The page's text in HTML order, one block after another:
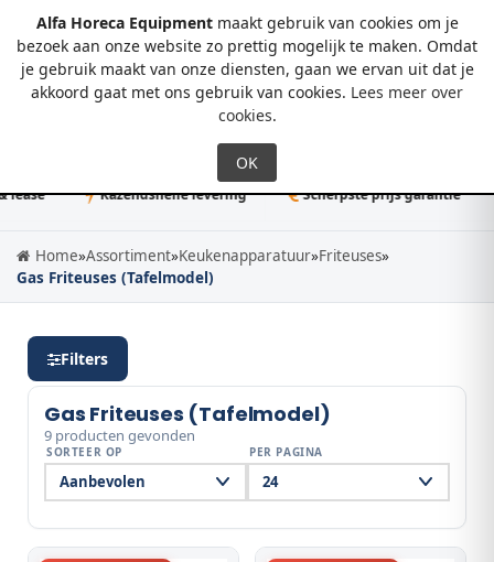
Alfa Horeca Equipmentmaakt gebruik van cookies om je
bezoek aan onze website zo prettig mogelijk te maken. Omdat
je gebruik maakt van onze diensten, gaan we ervan uit dat je
akkoord gaat met ons gebruik van cookies. Lees meer over
cookies.
0
Razendsnelle levering Scherpste prijs garantie
Home»Assortiment»Keukenapparatuur»Friteuses»
Gas Friteuses (Tafelmodel)
Filters
Gas Friteuses (Tafelmodel)
9 producten gevonden
SORTEER OP PER PAGINA